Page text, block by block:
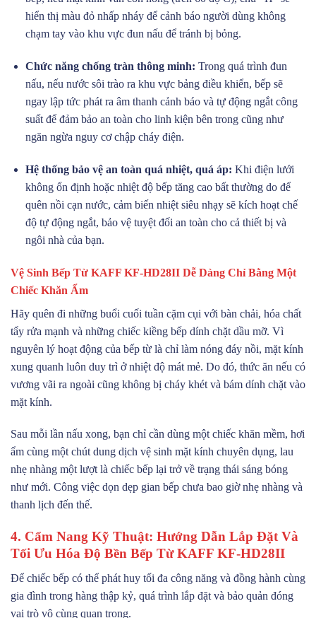
hiển thị màu đỏ nhấp nháy để cảnh báo người dùng không
chạm tay vào khu vực đun nấu để tránh bị bỏng.
Chức năng chống tràn thông minh: Trong quá trình đun
nấu, nếu nước sôi trào ra khu vực bảng điều khiển, bếp sẽ
ngay lập tức phát ra âm thanh cảnh báo và tự động ngắt công
suất để đảm bảo an toàn cho linh kiện bên trong cũng như
ngăn ngừa nguy cơ chập cháy điện.
Hệ thống bảo vệ an toàn quá nhiệt, quá áp: Khi điện lưới
không ổn định hoặc nhiệt độ bếp tăng cao bất thường do để
quên nồi cạn nước, cảm biến nhiệt siêu nhạy sẽ kích hoạt chế
độ tự động ngắt, bảo vệ tuyệt đối an toàn cho cả thiết bị và
ngôi nhà của bạn.
Vệ Sinh Bếp Từ KAFF KF-HD28II Dễ Dàng Chỉ Bằng Một
Chiếc Khăn Ẩm
Hãy quên đi những buổi cuối tuần cặm cụi với bàn chải, hóa chất
tẩy rửa mạnh và những chiếc kiềng bếp dính chặt dầu mỡ. Vì
nguyên lý hoạt động của bếp từ là chỉ làm nóng đáy nồi, mặt kính
xung quanh luôn duy trì ở nhiệt độ mát mẻ. Do đó, thức ăn nếu có
vương vãi ra ngoài cũng không bị cháy khét và bám dính chặt vào
mặt kính.
Sau mỗi lần nấu xong, bạn chỉ cần dùng một chiếc khăn mềm, hơi
ẩm cùng một chút dung dịch vệ sinh mặt kính chuyên dụng, lau
nhẹ nhàng một lượt là chiếc bếp lại trở về trạng thái sáng bóng
như mới. Công việc dọn dẹp gian bếp chưa bao giờ nhẹ nhàng và
thanh lịch đến thế.
4. Cẩm Nang Kỹ Thuật: Hướng Dẫn Lắp Đặt Và
Tối Ưu Hóa Độ Bền Bếp Từ KAFF KF-HD28II
Để chiếc bếp có thể phát huy tối đa công năng và đồng hành cùng
gia đình trong hàng thập kỷ, quá trình lắp đặt và bảo quản đóng
vai trò vô cùng quan trọng.